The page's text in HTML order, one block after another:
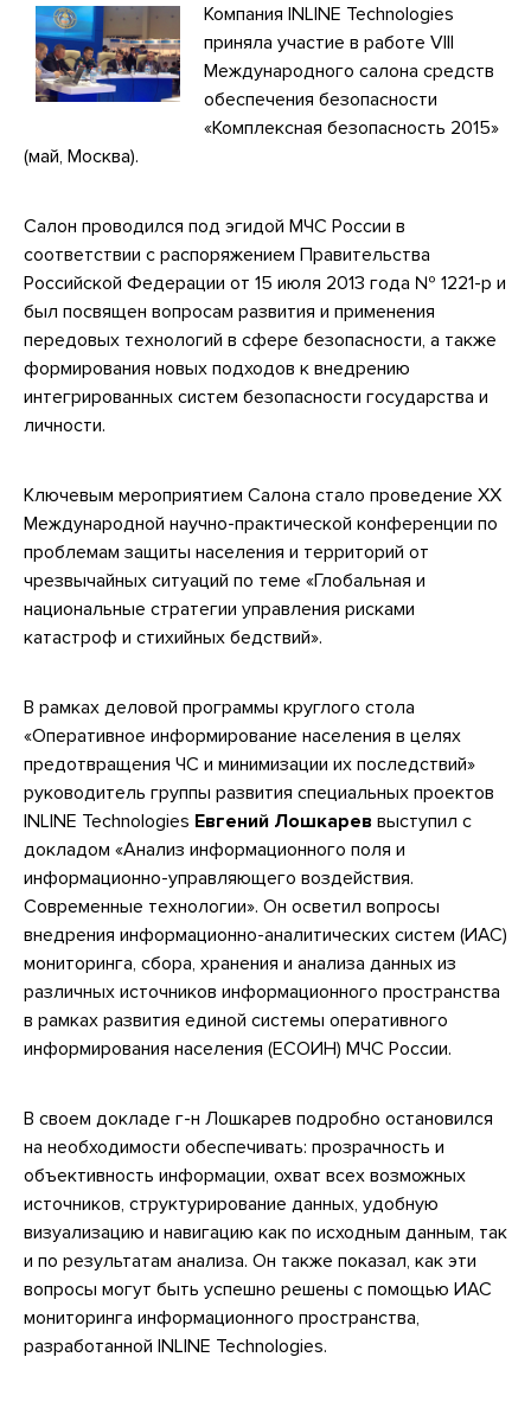
Компания INLINE Technologies
приняла участие в работе VIII
Международного салона средств
обеспечения безопасности
«Комплексная безопасность 2015»
(май, Москва).
Салон проводился под эгидой МЧС России в
соответствии с распоряжением Правительства
Российской Федерации от 15 июля 2013 года № 1221-р и
был посвящен вопросам развития и применения
передовых технологий в сфере безопасности, а также
формирования новых подходов к внедрению
интегрированных систем безопасности государства и
личности.
Ключевым мероприятием Салона стало проведение XX
Международной научно-практической конференции по
проблемам защиты населения и территорий от
чрезвычайных ситуаций по теме «Глобальная и
национальные стратегии управления рисками
катастроф и стихийных бедствий».
В рамках деловой программы круглого стола
«Оперативное информирование населения в целях
предотвращения ЧС и минимизации их последствий»
руководитель группы развития специальных проектов
INLINE Technologies Евгений Лошкарев выступил с
докладом «Анализ информационного поля и
информационно-управляющего воздействия.
Современные технологии». Он осветил вопросы
внедрения информационно-аналитических систем (ИАС)
мониторинга, сбора, хранения и анализа данных из
различных источников информационного пространства
в рамках развития единой системы оперативного
информирования населения (ЕСОИН) МЧС России.
В своем докладе г-н Лошкарев подробно остановился
на необходимости обеспечивать: прозрачность и
объективность информации, охват всех возможных
источников, структурирование данных, удобную
визуализацию и навигацию как по исходным данным, так
и по результатам анализа. Он также показал, как эти
вопросы могут быть успешно решены с помощью ИАС
мониторинга информационного пространства,
разработанной INLINE Technologies.